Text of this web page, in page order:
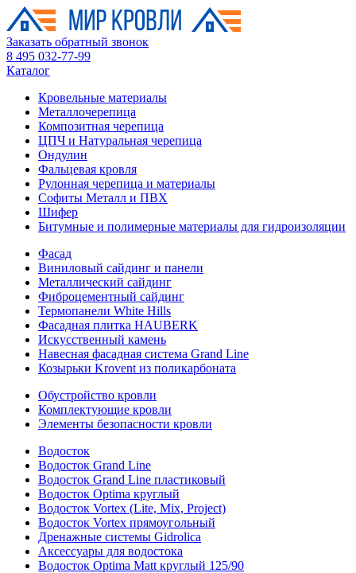
Заказать обратный звонок
8 495 032-77-99
Каталог
Кровельные материалы
Металлочерепица
Композитная черепица
ЦПЧ и Натуральная черепица
Ондулин
Фальцевая кровля
Рулонная черепица и материалы
Софиты Металл и ПВХ
Шифер
Битумные и полимерные материалы для гидроизоляции
Фасад
Виниловый сайдинг и панели
Металлический сайдинг
Фиброцементный сайдинг
Термопанели White Hills
Фасадная плитка HAUBERK
Искусственный камень
Навесная фасадная система Grand Line
Козырьки Krovent из поликарбоната
Обустройство кровли
Комплектующие кровли
Элементы безопасности кровли
Водосток
Водосток Grand Line
Водосток Grand Line пластиковый
Водосток Optima круглый
Водосток Vortex (Lite, Mix, Project)
Водосток Vortex прямоугольный
Дренажные системы Gidrolica
Аксессуары для водостока
Водосток Optima Matt круглый 125/90